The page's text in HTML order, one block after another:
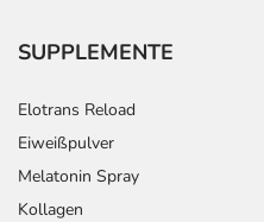
SUPPLEMENTE
Elotrans Reload
Eiweißpulver
Melatonin Spray
Kollagen